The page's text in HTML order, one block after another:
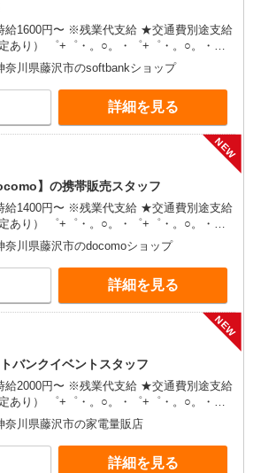
給1600円〜 ※残業代支給 ★交通費別途支給
゜・。○。・゜+゜・。○。・゜
祝い金10万円支給(規定有) お友達を紹介
, インセンティブ支給(規定有) ★月2回払
払い可能（規程有）★ ゜・。○。・゜
。○。・゜+゜
奈川県藤沢市のsoftbankショップ
詳細を見る
NEW
】の携帯販売スタッフ
給1400円〜 ※残業代支給 ★交通費別途支給
゜・。○。・゜+゜・。○。・゜
祝い金10万円支給(規定有) お友達を紹介
, インセンティブ支給(規定有) ★月2回払
払い可能（規程有）★ ゜・。○。・゜
。○。・゜+゜
奈川県藤沢市のdocomoショップ
詳細を見る
NEW
バンクイベントスタッフ
給2000円〜 ※残業代支給 ★交通費別途支給
゜・。○。・゜+゜・。○。・゜
祝い金10万円支給(規定有) お友達を紹介
, インセンティブ支給(規定有) ★月2回払
払い可能（規程有）★ ゜・。○。・゜
。○。・゜+゜
奈川県藤沢市の家電量販店
詳細を見る